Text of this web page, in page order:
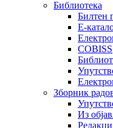
Библиотека
Билтен
Е-
COBISS
Зборник
Из